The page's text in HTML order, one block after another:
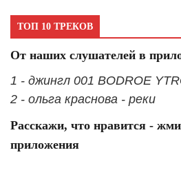
ТОП 10 ТРЕКОВ
От наших слушателей в
1 - джингл 001 BODROE
2 - ольга краснова - реки
Расскажи, что нравится -
приложения